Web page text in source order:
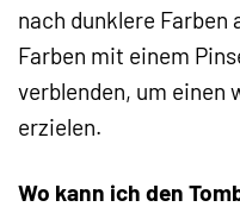
nach dunklere Farben
Farben mit einem
verblenden, um einen
erzielen.
Wo kann ich den